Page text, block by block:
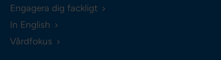
Engagera dig fackligt
In English
Vårdfokus